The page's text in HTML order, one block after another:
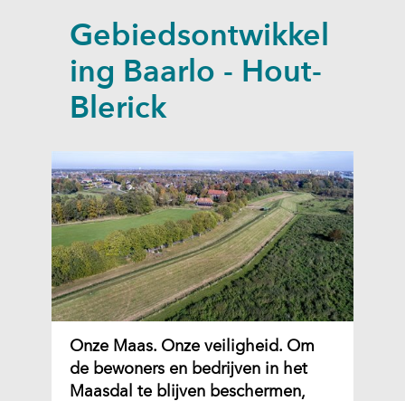
p
p
e
n
Gebiedsontwikkel
ing Baarlo - Hout-
Blerick
Onze Maas. Onze veiligheid. Om
de bewoners en bedrijven in het
Maasdal te blijven beschermen,